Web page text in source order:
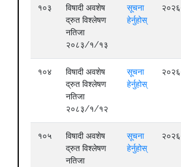
१०३
विषादी अवशेष
द्रुत विश्लेषण
नतिजा
२०८३/१/१३
सूचना
हेर्नुहोस्
१०४
विषादी अवशेष
द्रुत विश्लेषण
नतिजा
२०८३/१/१२
सूचना
हेर्नुहोस्
१०५
विषादी अवशेष
द्रुत विश्लेषण
नतिजा
सूचना
हेर्नुहोस्